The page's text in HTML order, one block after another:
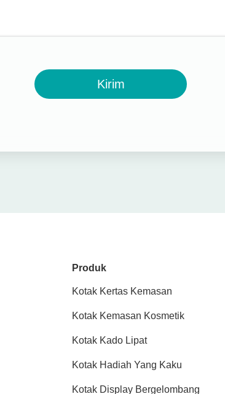
Kirim
Produk
Kotak Kertas Kemasan
Kotak Kemasan Kosmetik
Kotak Kado Lipat
Kotak Hadiah Yang Kaku
Kotak Display Bergelombang